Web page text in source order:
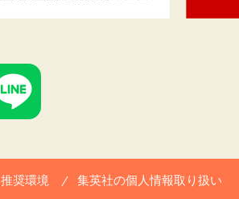
推奨環境 集英社の個人情報取り扱い